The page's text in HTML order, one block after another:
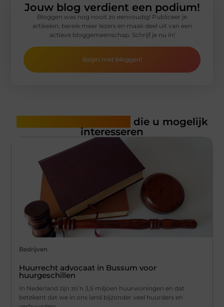
Jouw blog verdient een podium!
Bloggen was nog nooit zo eenvoudig! Publiceer je
artikelen, bereik meer lezers en maak deel uit van een
actieve bloggemeenschap. Schrijf je nu in!
Begin met bloggen!
die u mogelijk
interesseren
Bedrijven
Huurrecht advocaat in Bussum voor
huurgeschillen
In Nederland zijn zo’n 3,5 miljoen huurwoningen en dat
betekent dat we in ons land bijzonder veel huurders en